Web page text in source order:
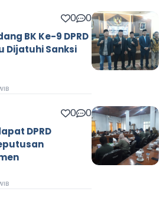
0 0
BK Ke-9 DPRD
Dijatuhi Sanksi
0 0
DPRD